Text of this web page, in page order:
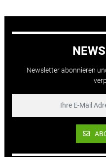
Newsletter abonnieren